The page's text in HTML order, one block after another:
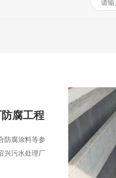
腐工程
防腐涂料等参
兴污水处理厂